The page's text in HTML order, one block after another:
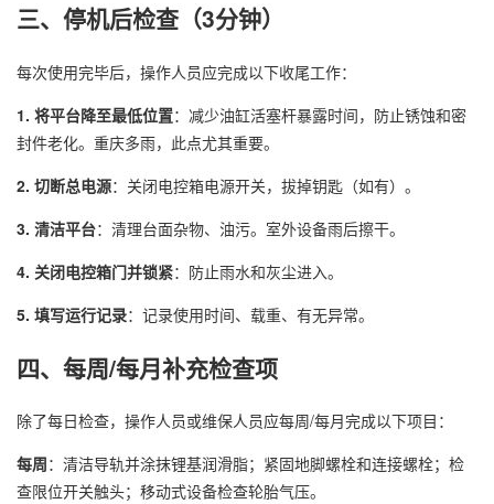
三、停机后检查（3分钟）
每次使用完毕后，操作人员应完成以下收尾工作：
1. 将平台降至最低位置：减少油缸活塞杆暴露时间，防止锈蚀和密
封件老化。重庆多雨，此点尤其重要。
2. 切断总电源：关闭电控箱电源开关，拔掉钥匙（如有）。
3. 清洁平台：清理台面杂物、油污。室外设备雨后擦干。
4. 关闭电控箱门并锁紧：防止雨水和灰尘进入。
5. 填写运行记录：记录使用时间、载重、有无异常。
四、每周/每月补充检查项
除了每日检查，操作人员或维保人员应每周/每月完成以下项目：
每周：清洁导轨并涂抹锂基润滑脂；紧固地脚螺栓和连接螺栓；检
查限位开关触头；移动式设备检查轮胎气压。